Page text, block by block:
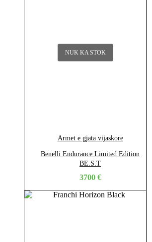
NUK KA STOK
Armet e gjata vijaskore
Benelli Endurance Limited Edition
BE.S.T
3700 €